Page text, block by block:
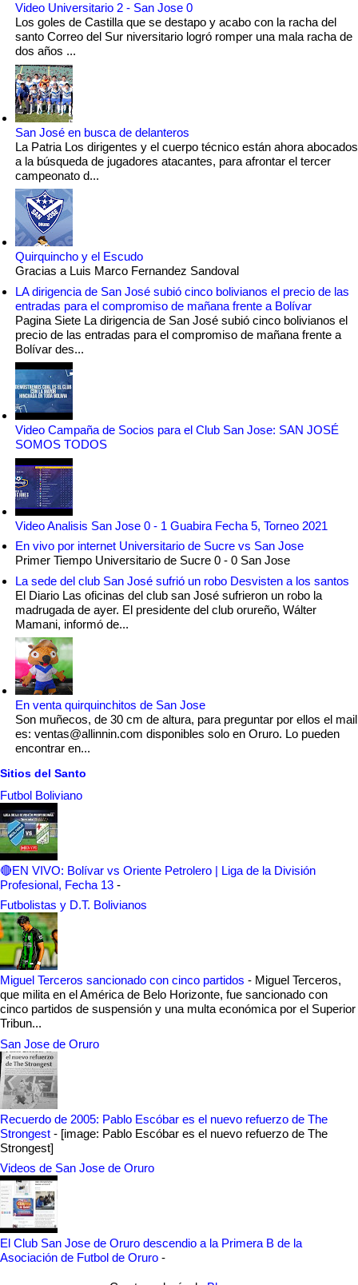
Video Universitario 2 - San Jose 0
Los goles de Castilla que se destapo y acabo con la racha del
santo Correo del Sur niversitario logró romper una mala racha de
dos años ...
San José en busca de delanteros
La Patria Los dirigentes y el cuerpo técnico están ahora abocados
a la búsqueda de jugadores atacantes, para afrontar el tercer
campeonato d...
Quirquincho y el Escudo
Gracias a Luis Marco Fernandez Sandoval
LA dirigencia de San José subió cinco bolivianos el precio de las
entradas para el compromiso de mañana frente a Bolívar
Pagina Siete La dirigencia de San José subió cinco bolivianos el
precio de las entradas para el compromiso de mañana frente a
Bolívar des...
Video Campaña de Socios para el Club San Jose: SAN JOSÉ
SOMOS TODOS
Video Analisis San Jose 0 - 1 Guabira Fecha 5, Torneo 2021
En vivo por internet Universitario de Sucre vs San Jose
Primer Tiempo Universitario de Sucre 0 - 0 San Jose
La sede del club San José sufrió un robo Desvisten a los santos
El Diario Las oficinas del club san José sufrieron un robo la
madrugada de ayer. El presidente del club orureño, Wálter
Mamani, informó de...
En venta quirquinchitos de San Jose
Son muñecos, de 30 cm de altura, para preguntar por ellos el mail
es: ventas@allinnin.com disponibles solo en Oruro. Lo pueden
encontrar en...
Sitios del Santo
Futbol Boliviano
🔴EN VIVO: Bolívar vs Oriente Petrolero | Liga de la División
Profesional, Fecha 13 -
Futbolistas y D.T. Bolivianos
Miguel Terceros sancionado con cinco partidos - Miguel Terceros,
que milita en el América de Belo Horizonte, fue sancionado con
cinco partidos de suspensión y una multa económica por el Superior
Tribun...
San Jose de Oruro
Recuerdo de 2005: Pablo Escóbar es el nuevo refuerzo de The
Strongest - [image: Pablo Escóbar es el nuevo refuerzo de The
Strongest]
Videos de San Jose de Oruro
El Club San Jose de Oruro descendio a la Primera B de la
Asociación de Futbol de Oruro -